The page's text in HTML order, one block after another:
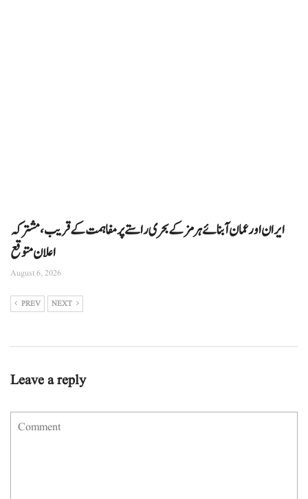
ایران اور عمان آبنائے ہرمز کے بحری راستے پر مفاہمت کے قریب، مشترکہ
اعلان متوقع
August 6, 2026
PREV NEXT
Leave a reply